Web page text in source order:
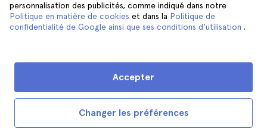
personnalisation des publicités, comme indiqué dans notre
Politique en matière de cookies et dans la Politique de
confidentialité de Google ainsi que ses conditions d'utilisation .
Changer les préférences
Accepter
Aide
Suivez-nous sur